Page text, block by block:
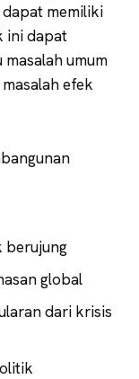
memiliki
ini dapat
umum
efek
berujung
global
dari krisis